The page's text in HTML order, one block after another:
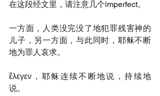
在这段经文里，请注意几个imperfect。
一方面，人类没完没了地犯罪残害神的
儿子，另一方面，与此同时，耶稣不断
地为罪人哀求。
ἔλεγεν，耶稣连续不断地说，持续地
说。